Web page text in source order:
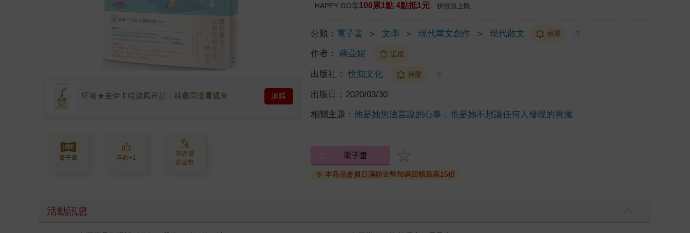
呀哈★吉伊卡哇旋風再起，精選周邊看過來 加購
電子書 喜歡+1
寫評價
賺金幣
HAPPY GO享100累1點 4點抵1元 折抵無上限
分類： 電子書 ＞ 文學 ＞ 現代華文創作 ＞ 現代散文 追蹤 ?
作者： 蔣亞妮 追蹤
出版社： 悅知文化 追蹤 ?
出版日： 2020/03/30
相關主題：他是她無法言說的心事，也是她不想讓任何人發現的寶藏
電子書
※ 本商品會員日滿額金幣加碼回饋最高15倍
活動訊息